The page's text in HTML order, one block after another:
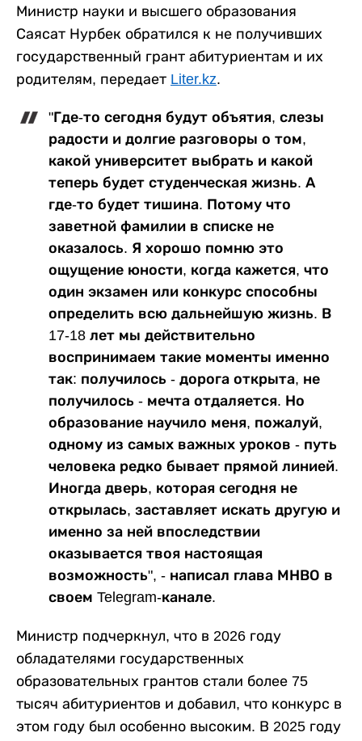
Министр науки и высшего образования
Саясат Нурбек обратился к не получивших
государственный грант абитуриентам и их
родителям, передает Liter.kz.
"Где-то сегодня будут объятия, слезы
радости и долгие разговоры о том,
какой университет выбрать и какой
теперь будет студенческая жизнь. А
где-то будет тишина. Потому что
заветной фамилии в списке не
оказалось. Я хорошо помню это
ощущение юности, когда кажется, что
один экзамен или конкурс способны
определить всю дальнейшую жизнь. В
17-18 лет мы действительно
воспринимаем такие моменты именно
так: получилось - дорога открыта, не
получилось - мечта отдаляется. Но
образование научило меня, пожалуй,
одному из самых важных уроков - путь
человека редко бывает прямой линией.
Иногда дверь, которая сегодня не
открылась, заставляет искать другую и
именно за ней впоследствии
оказывается твоя настоящая
возможность", - написал глава МНВО в
своем Telegram-канале.
Министр подчеркнул, что в 2026 году
обладателями государственных
образовательных грантов стали более 75
тысяч абитуриентов и добавил, что конкурс в
этом году был особенно высоким. В 2025 году